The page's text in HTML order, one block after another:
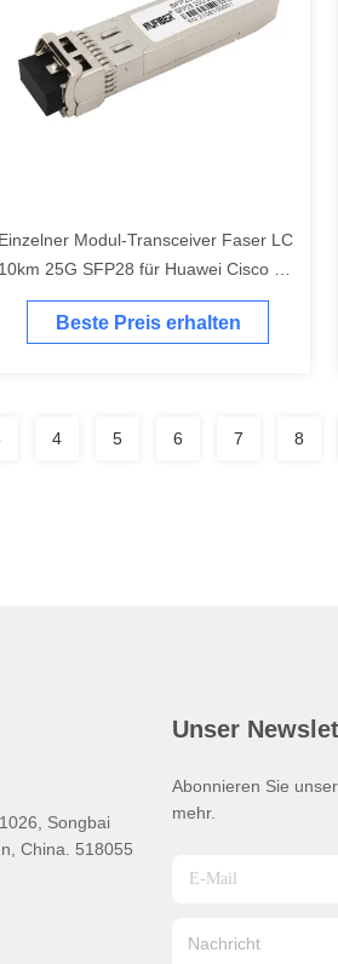
Einzelner Modul-Transceiver Faser LC
10km 25G SFP28 für Huawei Cisco HP
Aruba
Beste Preis erhalten
4 5 6 7 8
Songbai
China. 518055
Unser
Abonnieren Sie
mehr.